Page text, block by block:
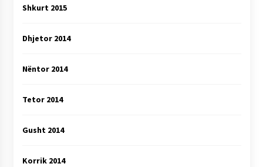
Shkurt 2015
Dhjetor 2014
Nëntor 2014
Tetor 2014
Gusht 2014
Korrik 2014